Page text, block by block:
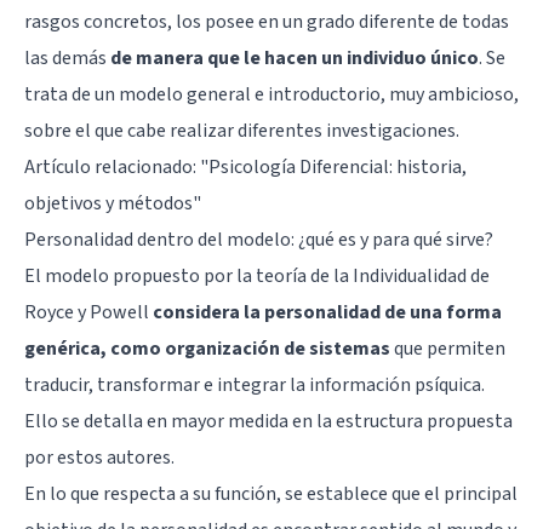
rasgos concretos, los posee en un grado diferente de todas
las demás de manera que le hacen un individuo único. Se
trata de un modelo general e introductorio, muy ambicioso,
sobre el que cabe realizar diferentes investigaciones.
Artículo relacionado: "Psicología Diferencial: historia,
objetivos y métodos"
Personalidad dentro del modelo: ¿qué es y para qué sirve?
El modelo propuesto por la teoría de la Individualidad de
Royce y Powell considera la personalidad de una forma
genérica, como organización de sistemasque permiten
traducir, transformar e integrar la información psíquica.
Ello se detalla en mayor medida en la estructura propuesta
por estos autores.
En lo que respecta a su función, se establece que el principal